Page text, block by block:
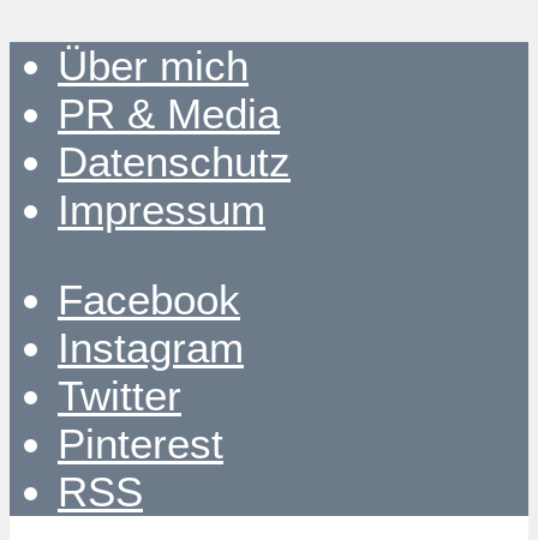
Über mich
PR & Media
Datenschutz
Impressum
Facebook
Instagram
Twitter
Pinterest
RSS